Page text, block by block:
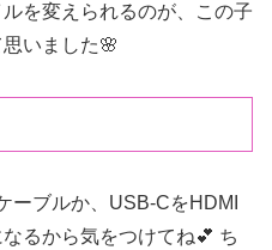
を変えられるのが、この子
いました🌸
ーブルか、USB-CをHDMI
るから気をつけてね💕 ち